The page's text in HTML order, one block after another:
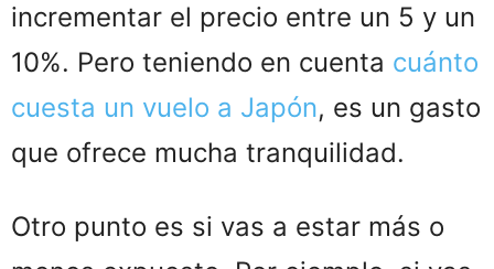
incrementar el precio entre un 5 y un
10%. Pero teniendo en cuenta cuánto
cuesta un vuelo a Japón, es un gasto
que ofrece mucha tranquilidad.
Otro punto es si vas a estar más o